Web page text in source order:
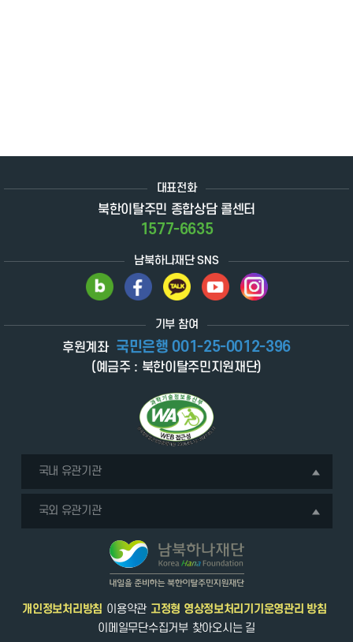
대표전화
북한이탈주민 종합상담 콜센터
1577-6635
남북하나재단 SNS
기부 참여
후원계좌 국민은행 001-25-0012-396
(예금주 : 북한이탈주민지원재단)
국내 유관기관
국외 유관기관
개인정보처리방침 이용약관 고정형 영상정보처리기기운영관리 방침
이메일무단수집거부 찾아오시는 길